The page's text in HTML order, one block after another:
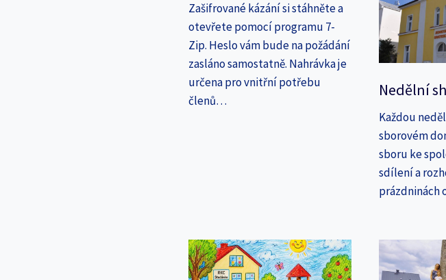
Zašifrované kázání si stáhněte a
otevřete pomocí programu 7-
Zip. Heslo vám bude na požádání
zasláno samostatně. Nahrávka je
určena pro vnitřní potřebu
členů…
Nedělní
Každou
sborovém
sboru ke
sdílení a
prázdninách